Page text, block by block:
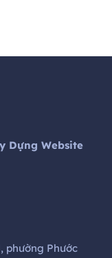
Dựng Website
phường Phước